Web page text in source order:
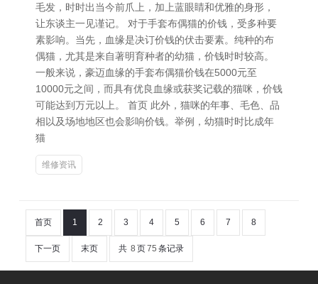
毛发，时时出当今前爪上，加上蓝眼睛和优雅的身形，
让东谈主一见谨记。 对于手套布偶猫的价钱，受多种要
素影响。当先，血缘是决订价钱的伏击要素。纯种的布
偶猫，尤其是来自著明育种者的幼猫，价钱时时较高。
一般来说，豪迈血缘的手套布偶猫价钱在5000元至
10000元之间，而具有优良血缘或获奖记载的猫咪，价钱
可能达到万元以上。 首页 此外，猫咪的年事、毛色、品
相以及场地地区也会影响价钱。举例，幼猫时时比成年
猫
维修资讯
首页 1 2 3 4 5 6 7 8
下一页 末页 共 8 页75 条记录